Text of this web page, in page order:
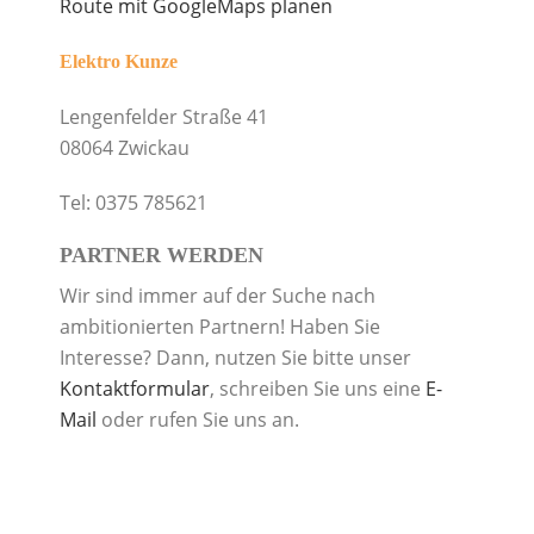
Route mit GoogleMaps planen
Elektro Kunze
Lengenfelder Straße 41
08064 Zwickau
Tel: 0375 785621
PARTNER WERDEN
Wir sind immer auf der Suche nach
ambitionierten Partnern! Haben Sie
Interesse? Dann, nutzen Sie bitte unser
Kontaktformular, schreiben Sie uns eine E-
Mail oder rufen Sie uns an.